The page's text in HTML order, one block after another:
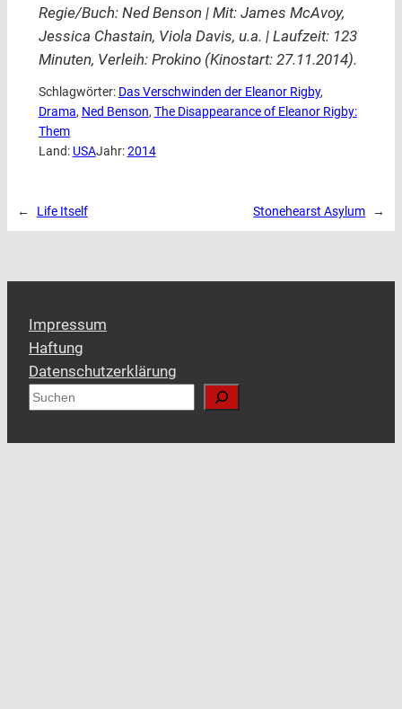
Regie/Buch: Ned Benson | Mit: James McAvoy,
Jessica Chastain, Viola Davis, u.a. | Laufzeit: 123
Minuten, Verleih: Prokino (Kinostart: 27.11.2014).
Schlagwörter: Das Verschwinden der Eleanor Rigby
Drama, Ned Benson, The Disappearance of Eleanor Rigby:
Them
Land: USAJahr:2014
← Life Itself Stonehearst Asylum →
Impressum
Haftung
Datenschutzerklärung
S
c